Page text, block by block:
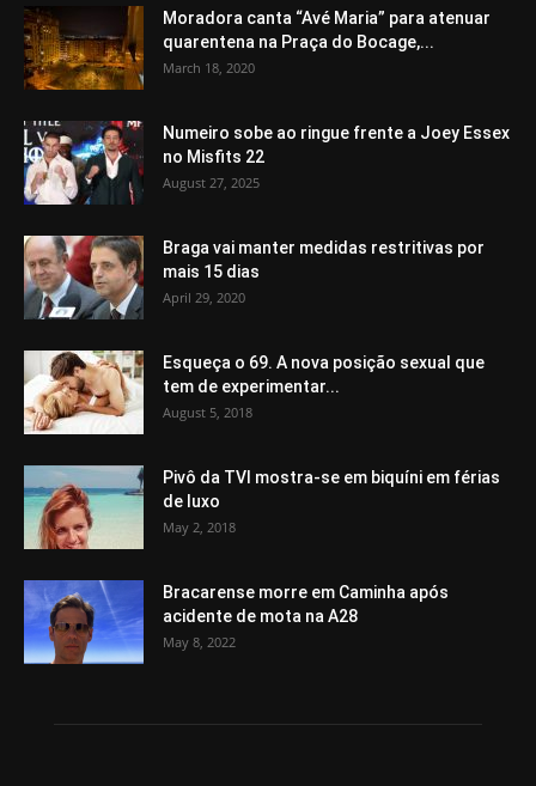
Moradora canta “Avé Maria” para atenuar
quarentena na Praça do Bocage,...
March 18, 2020
Numeiro sobe ao ringue frente a Joey Essex
no Misfits 22
August 27, 2025
Braga vai manter medidas restritivas por
mais 15 dias
April 29, 2020
Esqueça o 69. A nova posição sexual que
tem de experimentar...
August 5, 2018
Pivô da TVI mostra-se em biquíni em férias
de luxo
May 2, 2018
Bracarense morre em Caminha após
acidente de mota na A28
May 8, 2022